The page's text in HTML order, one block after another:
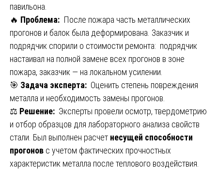
павильона.
🔥 Проблема: После пожара часть металлических
прогонов и балок была деформирована. Заказчик и
подрядчик спорили о стоимости ремонта: подрядчик
настаивал на полной замене всех прогонов в зоне
пожара, заказчик — на локальном усилении.
🎯 Задача эксперта: Оценить степень повреждения
металла и необходимость замены прогонов.
⚖️ Решение: Эксперты провели осмотр, твердометрию
и отбор образцов для лабораторного анализа свойств
стали. Был выполнен расчет несущей способности
прогонов с учетом фактических прочностных
характеристик металла после теплового воздействия.